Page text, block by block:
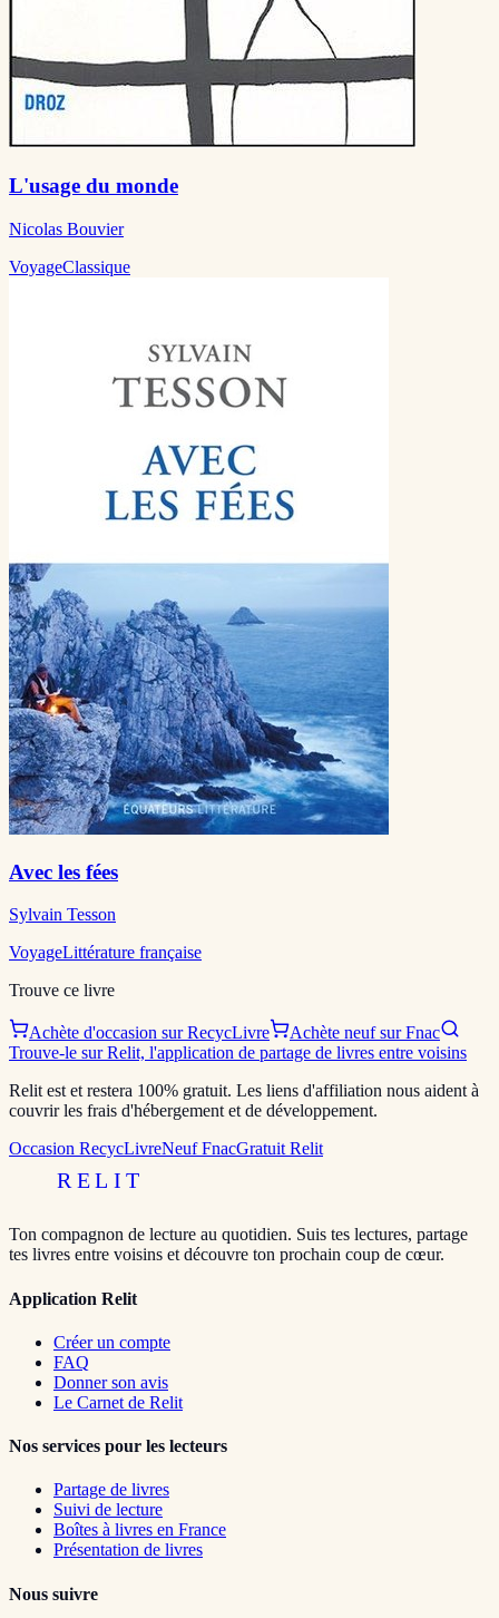
L'usage du monde
Nicolas Bouvier
VoyageClassique
Avec les fées
Sylvain Tesson
VoyageLittérature française
Trouve ce livre
Achète d'occasion sur RecycLivre
Achète neuf sur Fnac
Trouve-le sur Relit, l'application de partage de livres entre voisins
Relit est et restera 100% gratuit. Les liens d'affiliation nous aident à
couvrir les frais d'hébergement et de développement.
Occasion RecycLivreNeuf FnacGratuit Relit
RELIT
Ton compagnon de lecture au quotidien. Suis tes lectures, partage
tes livres entre voisins et découvre ton prochain coup de cœur.
Application Relit
Créer un compte
FAQ
Donner son avis
Le Carnet de Relit
Nos services pour les lecteurs
Partage de livres
Suivi de lecture
Boîtes à livres en France
Présentation de livres
Nous suivre